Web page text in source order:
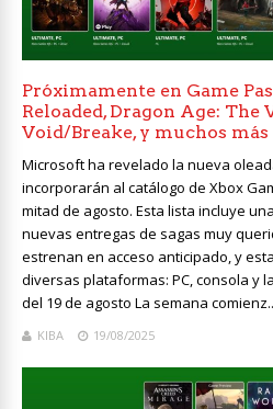
Próximamente en Game
Reloaded, Dragon Age: The
Void/Breake, y muchos más
Microsoft ha revelado la nueva
incorporarán al catálogo de Xbox
mitad de agosto. Esta lista incluye
nuevas entregas de sagas muy
estrenan en acceso anticipado, y
diversas plataformas: PC, consola y
del 19 de agosto La semana
KIBA 19/08/2025